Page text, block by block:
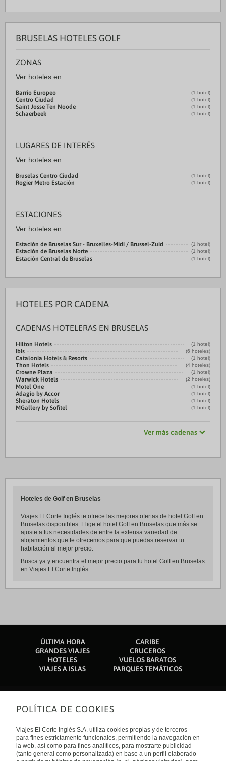
BRUSELAS HOTELES GOLF
ZONAS
Ver hoteles en:
Barrio Europeo (1 hotel)
Centro Ciudad (1 hotel)
Saint Josse Ten Noode (1 hotel)
Schaerbeek (1 hotel)
LUGARES DE INTERÉS
Ver hoteles en:
Bruselas Centro Ciudad (1 hotel)
Rogier Metro Estación (1 hotel)
ESTACIONES
Ver hoteles en:
Estación de Bruselas Sur - Bruxelles-Midi / Brussel-Zuid (1 hotel)
Estación de Bruselas Norte (1 hotel)
Estación Central de Bruselas (1 hotel)
HOTELES POR CADENA
CADENAS HOTELERAS EN BRUSELAS
Hilton Hotels (1 hotel)
Ibis (6 hoteles)
Catalonia Hotels & Resorts (1 hotel)
Thon Hotels (4 hoteles)
Crowne Plaza (1 hotel)
Warwick Hotels (2 hoteles)
Motel One (1 hotel)
Adagio by Accor (1 hotel)
Sheraton Hotels (1 hotel)
MGallery by Sofitel (1 hotel)
Ver más cadenas
Hoteles de Golf en Bruselas
Viajes El Corte Inglés te ofrece las mejores ofertas de hotel Golf en
Bruselas disponibles. Elige el hotel Golf en Bruselas que más se
ajuste a tus necesidades de entre la extensa variedad de
alojamientos que te ofrecemos para que puedas reservar tu
habitación al mejor precio.
Busca ya y encuentra el mejor precio para tu hotel Golf en Bruselas
en Viajes El Corte Inglés.
ÚLTIMA HORA
CARIBE
GRANDES VIAJES
CRUCEROS
HOTELES
VUELOS BARATOS
VIAJES A ISLAS
PARQUES TEMÁTICOS
Sobre nosotros
Quiénes somos
Financiación
Sostenibilidad
Turismo accesible
Tarjeta El Corte Inglés
Enlaces de interés
Guías de viaje
POLÍTICA DE COOKIES
Viajes El Corte Inglés S.A. utiliza cookies propias y de terceros
para fines estrictamente funcionales, permitiendo la navegación en
la web, así como para fines analíticos, para mostrarte publicidad
(tanto general como personalizada) en base a un perfil elaborado